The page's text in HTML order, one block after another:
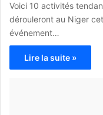
Voici 10 activités
dérouleront au Niger
événement…
Lire la suite »